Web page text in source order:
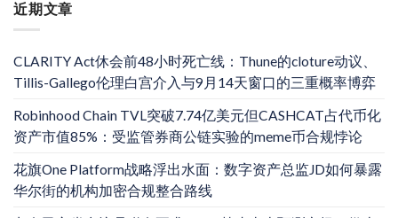
近期文章
CLARITY Act休会前48小时死亡线：Thune的cloture动议、
Tillis-Gallego伦理白宫介入与9月14天窗口的三重概率博弈
Robinhood Chain TVL突破7.74亿美元但CASHCAT占代币化
资产市值85%：受监管券商公链实验的meme币合规悖论
花旗One Platform战略浮出水面：数字资产总监JD如何暴露
华尔街的机构加密合规整合路线